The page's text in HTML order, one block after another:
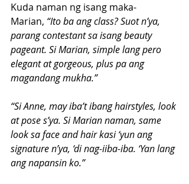
Kuda naman ng isang maka-
Marian, “Ito ba ang class? Suot n’ya,
parang contestant sa isang beauty
pageant. Si Marian, simple lang pero
elegant at gorgeous, plus pa ang
magandang mukha.”
“Si Anne, may iba’t ibang hairstyles, look
at pose s’ya. Si Marian naman, same
look sa face and hair kasi ‘yun ang
signature n’ya, ‘di nag-iiba-iba. ‘Yan lang
ang napansin ko.”